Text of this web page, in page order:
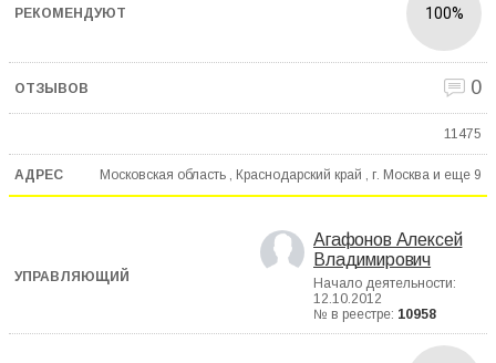
100%
0
11475
Московская область , Краснодарский край , г. Москва и еще 9
Агафонов Алексей
Владимирович
Начало деятельности:
12.10.2012
№ в реестре: 10958